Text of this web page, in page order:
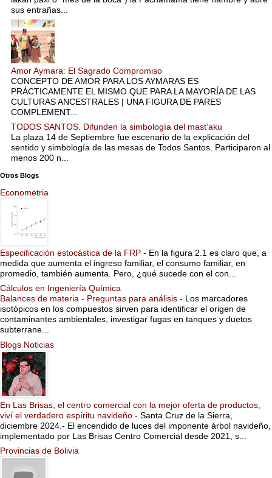
sus entrañas...
Amor Aymara: El Sagrado Compromiso
CONCEPTO DE AMOR PARA LOS AYMARAS ES
PRÁCTICAMENTE EL MISMO QUE PARA LA MAYORÍA DE LAS
CULTURAS ANCESTRALES | UNA FIGURA DE PARES
COMPLEMENT...
TODOS SANTOS. Difunden la simbología del mast’aku
La plaza 14 de Septiembre fue escenario de la explicación del
sentido y simbología de las mesas de Todos Santos. Participaron al
menos 200 n...
Otros Blogs
Econometria
Especificación estocástica de la FRP - En la figura 2.1 es claro que, a
medida que aumenta el ingreso familiar, el consumo familiar, en
promedio, también aumenta. Pero, ¿qué sucede con el con...
Cálculos en Ingeniería Química
Balances de materia - Preguntas para análisis - Los marcadores
isotópicos en los compuestos sirven para identificar el origen de
contaminantes ambientales, investigar fugas en tanques y duetos
subterrane...
Blogs Noticias
En Las Brisas, el centro comercial con la mejor oferta de productos,
viví el verdadero espíritu navideño - Santa Cruz de la Sierra,
diciembre 2024.- El encendido de luces del imponente árbol navideño,
implementado por Las Brisas Centro Comercial desde 2021, s...
Provincias de Bolivia